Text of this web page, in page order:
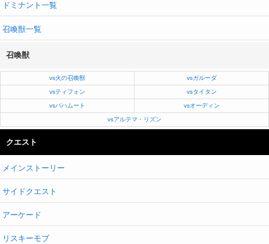
ドミナント一覧
召喚獣一覧
召喚獣
vs火の召喚獣 vsガルーダ
vsティフォン vsタイタン
vsバハムート vsオーディン
vsアルテマ・リズン
クエスト
メインストーリー
サイドクエスト
アーケード
リスキーモブ